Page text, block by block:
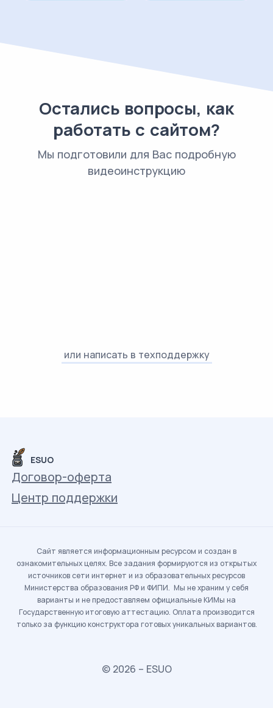
Остались вопросы, как
работать с сайтом?
Мы подготовили для Вас подробную
видеоинструкцию
или написать в техподдержку
ESUO
Договор-оферта
Центр поддержки
Сайт является информационным ресурсом и создан в
ознакомительных целях. Все задания формируются из открытых
источников сети интернет и из образовательных ресурсов
Министерства образования РФ и ФИПИ. Мы не храним у себя
варианты и не предоставляем официальные КИМы на
Государственную итоговую аттестацию. Оплата производится
только за функцию конструктора готовых уникальных вариантов.
© 2026 – ESUO